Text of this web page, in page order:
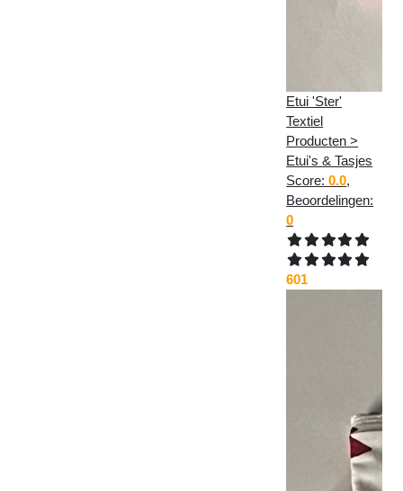
Etui 'Ster'
Textiel
Producten >
Etui's & Tasjes
Score:0.0,
Beoordelingen:
0
601